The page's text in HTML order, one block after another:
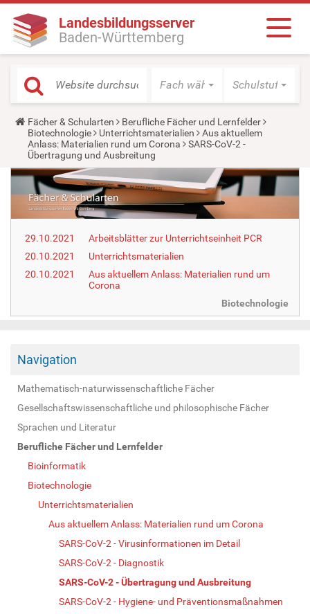
Landesbildungsserver
Baden-Württemberg
Fach wählen Schulstufe
Y
o
u
a
r
e
e
r
e
Fächer & Schularten
Berufliche Fächer und Lernfelder
Biotechnologie
Unterrichtsmaterialien
Aus aktuellem
Anlass: Materialien rund um Corona
SARS-CoV-2 -
Übertragung und Ausbreitung
29.10.2021
Arbeitsblätter zur Unterrichtseinheit PCR
20.10.2021
Unterrichtsmaterialien
20.10.2021
Aus aktuellem Anlass: Materialien rund um
Corona
Biotechnologie
Navigation
Mathematisch-naturwissenschaftliche Fächer
Gesellschaftswissenschaftliche und philosophische Fächer
Sprachen und Literatur
Berufliche Fächer und Lernfelder
Bioinformatik
Biotechnologie
Unterrichtsmaterialien
Aus aktuellem Anlass: Materialien rund um Corona
SARS-CoV-2 - Virusinformationen im Detail
SARS-CoV-2 - Diagnostik
SARS-CoV-2 - Übertragung und Ausbreitung
SARS-CoV-2 - Hygiene- und Präventionsmaßnahmen